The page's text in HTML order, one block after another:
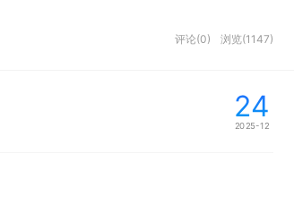
评论(0) 浏览(1147)
24
2025-12